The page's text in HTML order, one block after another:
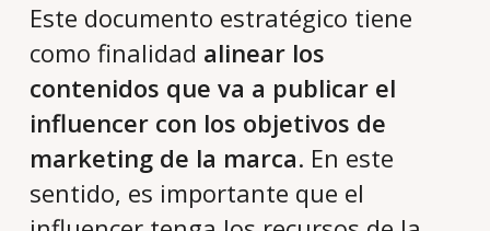
Este documento estratégico tiene
como finalidad alinear los
contenidos que va a publicar el
influencer con los objetivos de
marketing de la marca. En este
sentido, es importante que el